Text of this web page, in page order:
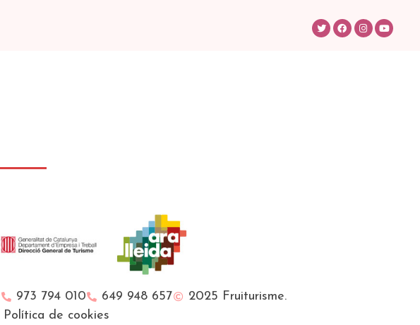
973 794 010 649 948 657
2025 Fruiturisme.
Política de cookies